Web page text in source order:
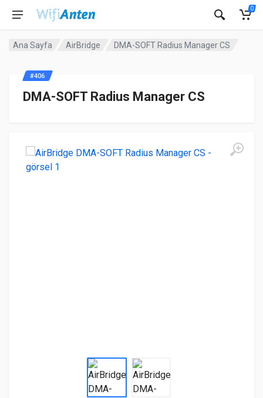
0
Ana Sayfa AirBridge DMA-SOFT Radius Manager CS
DMA-SOFT Radius Manager CS
#406